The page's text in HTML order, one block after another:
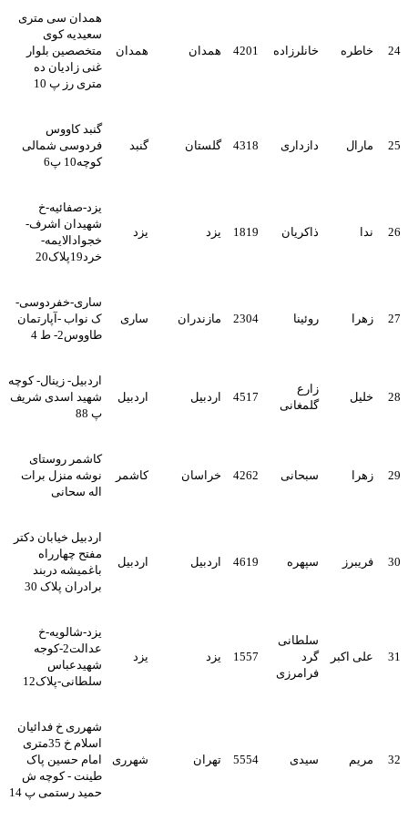
24 خاطره خانلرزاده 4201 همدان همدان
همدان سی متری
سعیدیه کوی
متخصصین بلوار
غنی زادیان ده
متری رز پ 10
25 مارال دازداری 4318 گلستان گنبد
گنبد کاووس
فردوسی شمالی
کوچه10 پ6
26 ندا ذاکریان 1819 یزد یزد
یزد-صفائیه-خ
شهیدان اشرف-
خجوادالایمه-
خرد19پلاک20
27 زهرا روئینا 2304 مازندران ساری
ساری-خفردوسی-
ک نواب -آپارتمان
طاووس2- ط 4
28 خلیل
زارع
گلمغانی
4517 اردبیل اردبیل
اردبیل- زینال- کوچه
شهید اسدی شریف
پ 88
29 زهرا سبحانی 4262 خراسان کاشمر
کاشمر روستای
نوشه منزل برات
اله سحانی
30 فریبرز سپهره 4619 اردبیل اردبیل
اردبیل خیابان دکتر
مفتح چهارراه
باغمیشه دربند
برادران پلاک 30
31 علی اکبر
سلطانی
گرد
فرامرزی
1557 یزد یزد
یزد-شالویه-خ
عدالت2-کوجه
شهیدعباس
سلطانی-پلاک12
32 مریم سیدی 5554 تهران شهرری
شهرری خ فدائیان
اسلام خ 35متری
امام حسین پاک
طینت - کوچه ش
حمید رستمی پ 14